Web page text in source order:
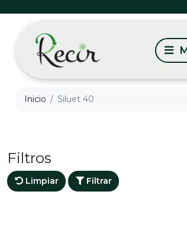
Inicio Siluet 40
Filtros
Limpiar Filtrar